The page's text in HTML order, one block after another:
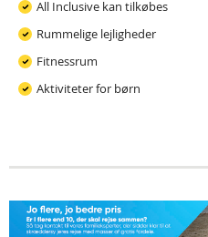
All Inclusive kan tilkøbes
Rummelige lejligheder
Fitnessrum
Aktiviteter for børn